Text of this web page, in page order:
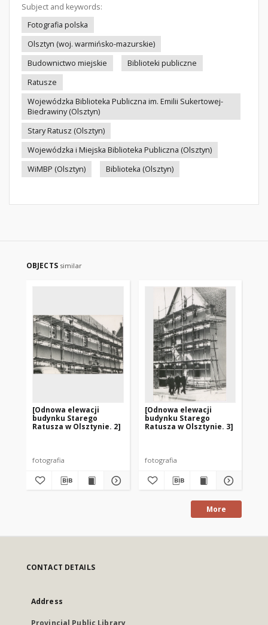
Subject and keywords:
Fotografia polska
Olsztyn (woj. warmińsko-mazurskie)
Budownictwo miejskie
Biblioteki publiczne
Ratusze
Wojewódzka Biblioteka Publiczna im. Emilii Sukertowej-
Biedrawiny (Olsztyn)
Stary Ratusz (Olsztyn)
Wojewódzka i Miejska Biblioteka Publiczna (Olsztyn)
WiMBP (Olsztyn)
Biblioteka (Olsztyn)
OBJECTS similar
[Odnowa elewacji
budynku Starego
Ratusza w Olsztynie. 2]
fotografia
[Odnowa elewacji
budynku Starego
Ratusza w Olsztynie. 3]
fotografia
More
CONTACT DETAILS
Address
Provincial Public Library